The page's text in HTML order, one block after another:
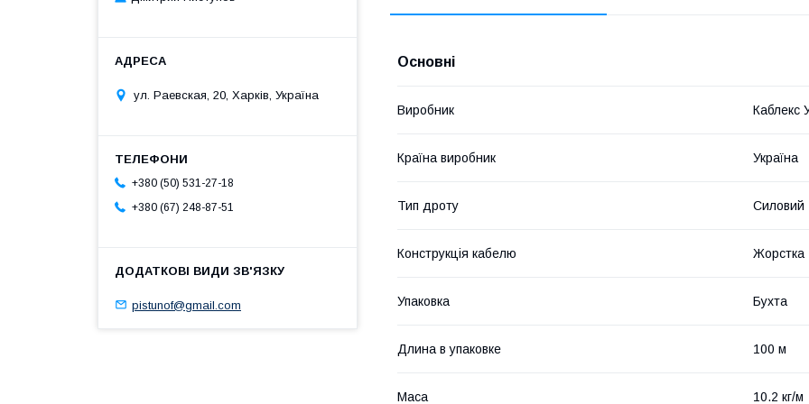
Основні
Виробник Каблекс
Країна виробник Україна
Тип дроту Силовий
Конструкція кабелю Жорстка
Упаковка Бухта
Длина в упаковке 100 м
Маса 10.2 кг/м
ул. Раевская, 20, Харків, Україна
+380 (50) 531-27-18
+380 (67) 248-87-51
pistunof@gmail.com